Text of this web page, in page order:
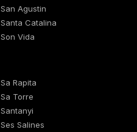
San Agustin
Santa Catalina
Son Vida
Sa Rapita
Sa Torre
Santanyi
Ses Salines